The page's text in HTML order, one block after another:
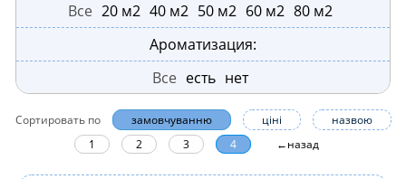
Все 20 м2 40 м2 50 м2 60 м2 80 м2
Ароматизация:
Все есть нет
Сортировать по замовчуванню ціні
назвою
1
2 3 4 ←назад